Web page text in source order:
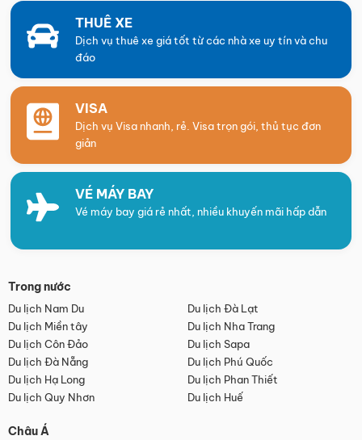
THUÊ XE
Dịch vụ thuê xe giá tốt từ các nhà xe uy tín và chu
đáo
VISA
Dịch vụ Visa nhanh, rẻ. Visa trọn gói, thủ tục đơn
giản
VÉ MÁY BAY
Vé máy bay giá rẻ nhất, nhiều khuyến mãi hấp dẫn
Trong nước
Du lịch Nam Du
Du lịch Đà Lạt
Du lịch Miền tây
Du lịch Nha Trang
Du lịch Côn Đảo
Du lịch Sapa
Du lịch Đà Nẵng
Du lịch Phú Quốc
Du lịch Hạ Long
Du lịch Phan Thiết
Du lịch Quy Nhơn
Du lịch Huế
Châu Á